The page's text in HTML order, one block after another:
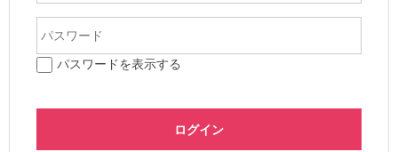
パスワードを表示する